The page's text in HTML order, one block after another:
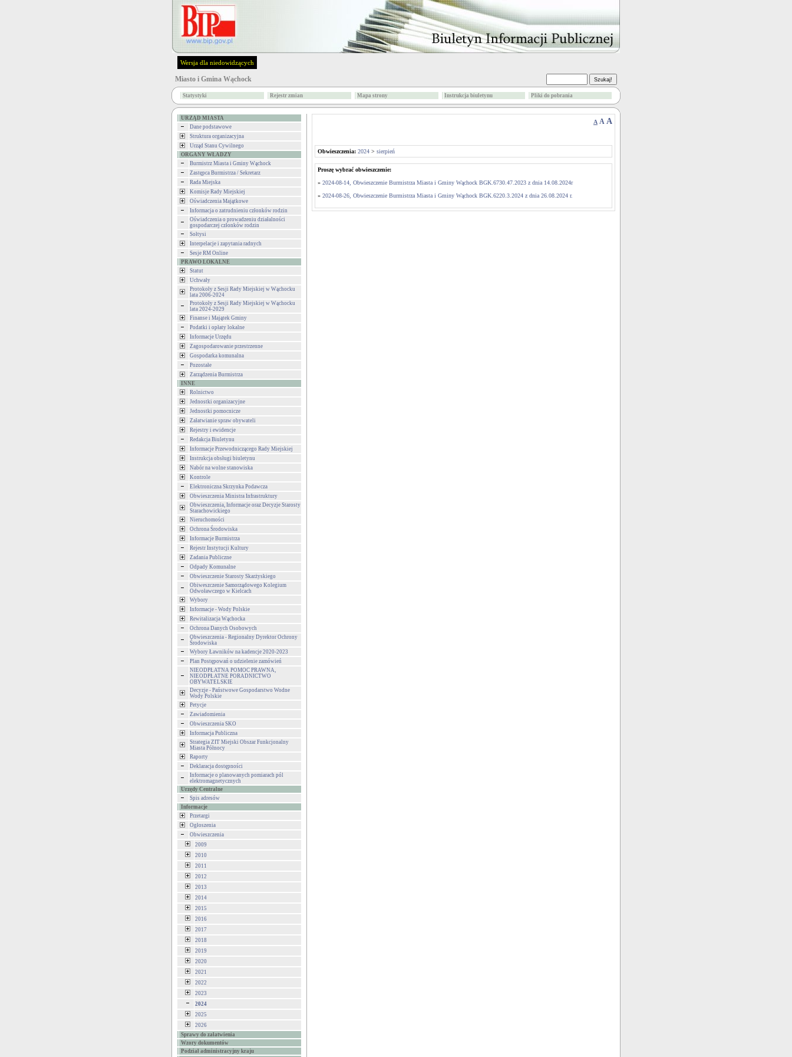
Wersja dla niedowidzących
Miasto i Gmina Wąchock
Statystyki Rejestr zmian Mapa strony Instrukcja biuletynu Pliki do pobrania
URZĄD MIASTA
Dane podstawowe
Struktura organizacyjna
Urząd Stanu Cywilnego
ORGANY WŁADZY
Burmistrz Miasta i Gminy Wąchock
Zastępca Burmistrza / Sekretarz
Rada Miejska
Komisje Rady Miejskiej
Oświadczenia Majątkowe
Informacja o zatrudnieniu członków rodzin
Oświadczenia o prowadzeniu działalności
gospodarczej członków rodzin
Sołtysi
Interpelacje i zapytania radnych
Sesje RM Online
PRAWO LOKALNE
Statut
Uchwały
Protokoły z Sesji Rady Miejskiej w Wąchocku
lata 2006-2024
Protokoły z Sesji Rady Miejskiej w Wąchocku
lata 2024-2029
Finanse i Majątek Gminy
Podatki i opłaty lokalne
Informacje Urzędu
Zagospodarowanie przestrzenne
Gospodarka komunalna
Pozostałe
Zarządzenia Burmistrza
INNE
Rolnictwo
Jednostki organizacyjne
Jednostki pomocnicze
Załatwianie spraw obywateli
Rejestry i ewidencje
Redakcja Biuletynu
Informacje Przewodniczącego Rady Miejskiej
Instrukcja obsługi biuletynu
Nabór na wolne stanowiska
Kontrole
Elektroniczna Skrzynka Podawcza
Obwieszczenia Ministra Infrastruktury
Obwieszczenia, Informacje oraz Decyzje Starosty
Starachowickiego
Nieruchomości
Ochrona Środowiska
Informacje Burmistrza
Rejestr Instytucji Kultury
Zadania Publiczne
Odpady Komunalne
Obwieszczenie Starosty Skarżyskiego
Obiweszczenie Samorządowego Kolegium
Odwoławczego w Kielcach
Wybory
Informacje - Wody Polskie
Rewitalizacja Wąchocka
Ochrona Danych Osobowych
Obwieszczenia - Regionalny Dyrektor Ochrony
Środowiska
Wybory Ławników na kadencje 2020-2023
Plan Postępowań o udzielenie zamówień
NIEODPŁATNA POMOC PRAWNA,
NIEODPŁATNE PORADNICTWO
OBYWATELSKIE
Decyzje - Państwowe Gospodarstwo Wodne
Wody Polskie
Petycje
Zawiadomienia
Obwieszczenia SKO
Informacja Publiczna
Strategia ZIT Miejski Obszar Funkcjonalny
Miasta Północy
Raporty
Deklaracja dostępności
Informacje o planowanych pomiarach pól
elektromagnetycznych
Urzędy Centralne
Spis adresów
Informacje
Przetargi
Ogłoszenia
Obwieszczenia
2009
2010
2011
2012
2013
2014
2015
2016
2017
2018
2019
2020
2021
2022
2023
2024
2025
2026
Sprawy do załatwienia
Wzory dokumentów
Podział administracyjny kraju
A A A
Obwieszczenia: 2024 > sierpień
Proszę wybrać obwieszczenie:
» 2024-08-14, Obwieszczenie Burmistrza Miasta i Gminy Wąchock BGK.6730.47.2023 z dnia 14.08.2024r
» 2024-08-26, Obwieszczenie Burmistrza Miasta i Gminy Wąchock BGK.6220.3.2024 z dnia 26.08.2024 r.